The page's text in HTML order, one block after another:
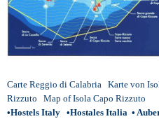
Carte Reggio di Calabria Karte von
Rizzuto
Map of Isola Capo Rizzuto
•Hostels Italy •Hostales Italia •